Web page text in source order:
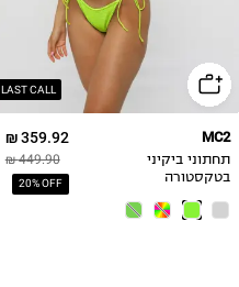
LAST CALL
359.92 ₪
449.90 ₪
20% OFF
MC2
תחתוני ביקיני
בטקסטורה